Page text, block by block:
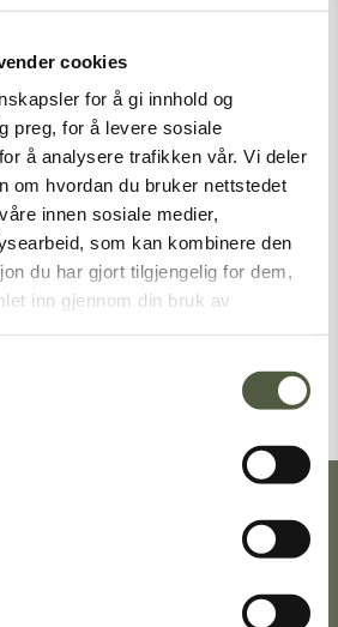
cookies
for å gi innhold og
preg, for å levere sosiale
å analysere trafikken vår. Vi deler
om hvordan du bruker nettstedet
innen sosiale medier,
som kan kombinere den
du har gjort tilgjengelig for dem,
inn gjennom din bruk av
innom Turistkontoret i
for en trivelig prat,